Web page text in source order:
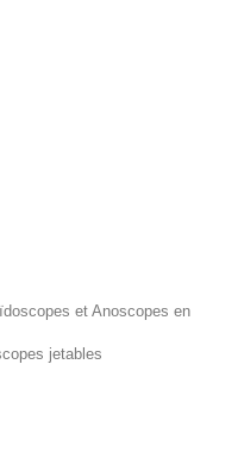
et Anoscopes en
jetables